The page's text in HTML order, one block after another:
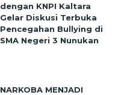
dengan KNPI Kaltara
Gelar Diskusi Terbuka
Pencegahan Bullying di
SMA Negeri 3 Nunukan
NARKOBA MENJADI